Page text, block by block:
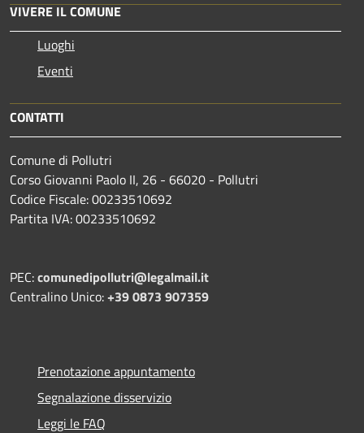
VIVERE IL COMUNE
Luoghi
Eventi
CONTATTI
Comune di Pollutri
Corso Giovanni Paolo II, 26 - 66020 - Pollutri
Codice Fiscale: 00233510692
Partita IVA: 00233510692
PEC:comunedipollutri@legalmail.it
Centralino Unico:+39 0873 907359
Prenotazione appuntamento
Segnalazione disservizio
Leggi le FAQ